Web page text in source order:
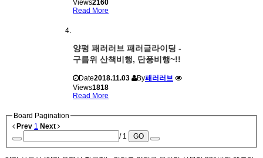
Views2160
Read More
양평 패러러브 패러글라이딩 -
구름위 산책비행, 단풍비행~!!
Date2018.11.03 By패러러브
Views1818
Read More
Board Pagination
Prev 1 Next
/ 1
GO